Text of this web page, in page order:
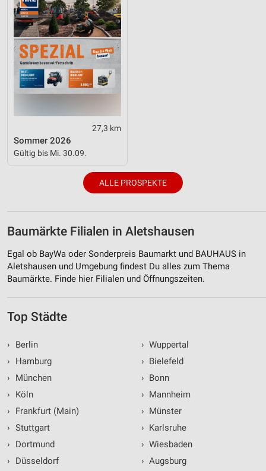
27,3 km
Sommer 2026
Gültig bis Mi. 30.09.
ALLE PROSPEKTE
Baumärkte Filialen in Aletshausen
Egal ob BayWa oder Sonderpreis Baumarkt und BAUHAUS in
Aletshausen und Umgebung findest Du alles zum Thema
Baumärkte. Finde hier Filialen und Öffnungszeiten.
Top Städte
›
Berlin
›
Hamburg
›
München
›
Köln
›
Frankfurt (Main)
› Stuttgart
›
Dortmund
›
Düsseldorf
› Wuppertal
› Bielefeld
› Bonn
› Mannheim
› Münster
› Karlsruhe
› Wiesbaden
› Augsburg